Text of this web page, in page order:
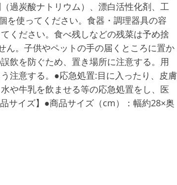
過炭酸ナトリウム）、漂白活性化剤、工
を使ってください。食器・調理器具の容
ください。食べ残しなどの残菜は予め捨
ん。子供やペットの手の届くところに置か
飲を防ぐため、置き場所に注意する。用
注意する。●応急処置:目に入ったり、皮膚
や牛乳を飲ませる等の応急処置をし、医
サイズ】●商品サイズ（cm）：幅約28×奥